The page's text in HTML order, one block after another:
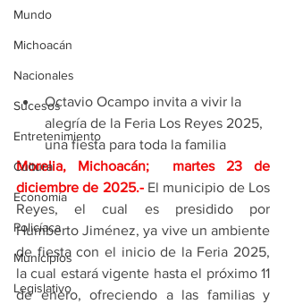
Mundo
Michoacán
Nacionales
Sucesos
Entretenimiento
Cultura
Economía
Policíaca
Municipios
Legislativo
Octavio Ocampo invita a vivir la
alegría de la Feria Los Reyes 2025,
una fiesta para toda la familia
Morelia, Michoacán;  martes 23 de
diciembre de 2025.- El municipio de Los
Reyes, el cual es presidido por
Humberto Jiménez, ya vive un ambiente
de fiesta con el inicio de la Feria 2025,
la cual estará vigente hasta el próximo 11
de enero, ofreciendo a las familias y